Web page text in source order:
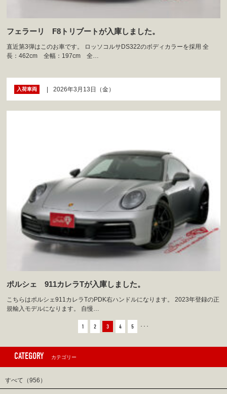
フェラーリ F8トリブートが入庫しました。
直近第3弾はこのお車です。 ロッソコルサDS322のボディカラーを採用 全
長：462cm 全幅：197cm 全…
入荷車両 2026年3月13日（金）
ポルシェ 911カレラTが入庫しました。
こちらはポルシェ911カレラTのPDK右ハンドルになります。 2023年登録の正
規輸入モデルになります。 自慢…
1 2 3 4 5 ･･･
CATEGORY カテゴリー
すべて（956）